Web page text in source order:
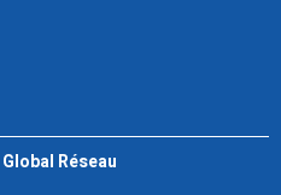
Global Réseau